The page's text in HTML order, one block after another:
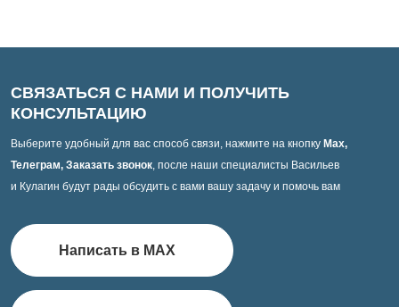
СВЯЗАТЬСЯ С НАМИ И ПОЛУЧИТЬ
КОНСУЛЬТАЦИЮ
Выберите удобный для вас способ связи, нажмите на кнопку Max,
Телеграм, Заказать звонок, после наши специалисты Васильев
и Кулагин будут рады обсудить с вами вашу задачу и помочь вам
Написать в MAX